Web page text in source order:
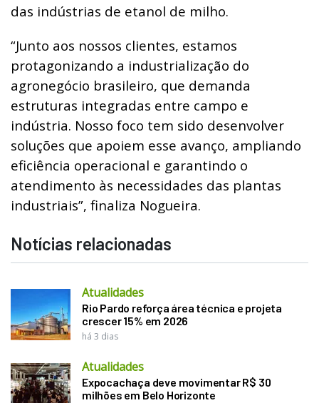
das indústrias de etanol de milho.
“Junto aos nossos clientes, estamos
protagonizando a industrialização do
agronegócio brasileiro, que demanda
estruturas integradas entre campo e
indústria. Nosso foco tem sido desenvolver
soluções que apoiem esse avanço, ampliando
eficiência operacional e garantindo o
atendimento às necessidades das plantas
industriais”, finaliza Nogueira.
Notícias relacionadas
Atualidades
Rio Pardo reforça área técnica e projeta
crescer 15% em 2026
há 3 dias
Atualidades
Expocachaça deve movimentar R$ 30
milhões em Belo Horizonte